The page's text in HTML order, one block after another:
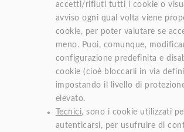
accetti/rifiuti tutti i cookie o
avviso ogni qual volta viene
cookie, per poter valutare se
meno. Puoi, comunque,
configurazione predefinita e
cookie (cioè bloccarli in via
impostando il livello di
elevato.
Tecnici, sono i cookie utilizzati
autenticarsi, per usufruire di